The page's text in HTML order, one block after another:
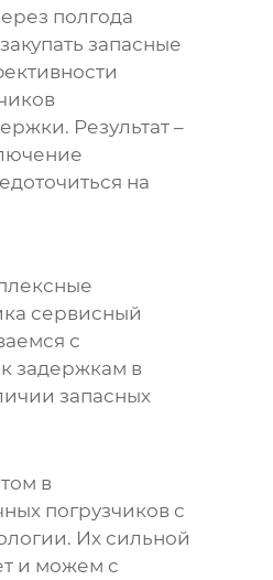
полгода
запасные
Результат –
на
сервисный
с
задержкам в
запасных
в
погрузчиковс
Их сильной
и можем с